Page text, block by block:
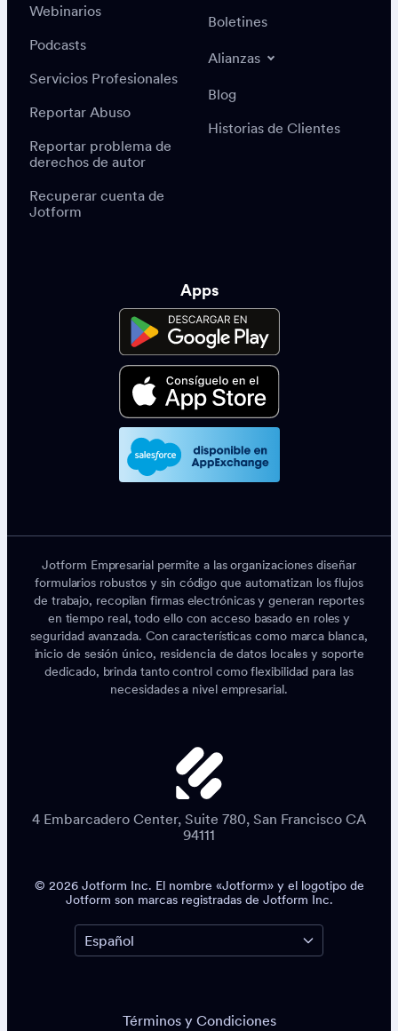
Webinarios
Podcasts
Servicios Profesionales
Reportar Abuso
Reportar problema de
derechos de autor
Recuperar cuenta de
Jotform
Boletines
Alianzas
Blog
Historias de Clientes
Apps
Jotform Empresarial permite a las organizaciones diseñar
formularios robustos y sin código que automatizan los flujos
de trabajo, recopilan firmas electrónicas y generan reportes
en tiempo real, todo ello con acceso basado en roles y
seguridad avanzada. Con características como marca blanca,
inicio de sesión único, residencia de datos locales y soporte
dedicado, brinda tanto control como flexibilidad para las
necesidades a nivel empresarial.
4 Embarcadero Center, Suite 780, San Francisco CA
94111
© 2026 Jotform Inc. El nombre «Jotform» y el logotipo de
Jotform son marcas registradas de Jotform Inc.
Términos y Condiciones